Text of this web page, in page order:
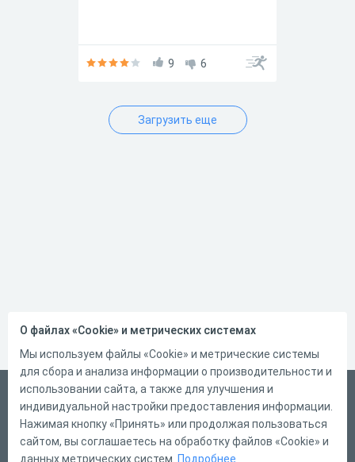
9 6
Загрузить еще
Русский
Справка
Форма обратной связи
О файлах «Cookie» и метрических системах
Мы используем файлы «Cookie» и метрические системы
для сбора и анализа информации о производительности и
использовании сайта, а также для улучшения и
индивидуальной настройки предоставления информации.
Нажимая кнопку «Принять» или продолжая пользоваться
сайтом, вы соглашаетесь на обработку файлов «Cookie» и
данных метрических систем. Подробнее